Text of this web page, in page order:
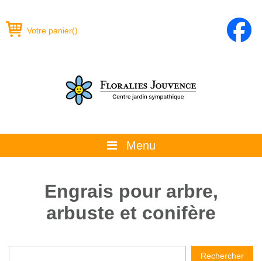
Votre panier()
Menu
La boutique
Promotions et évènements
Engrais pour arbre,
arbuste et conifère
Rechercher